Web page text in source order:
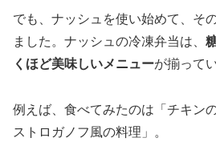
でも、ナッシュを使い始めて、そ
ました。ナッシュの冷凍弁当は、
くほど美味しいメニューが揃って
例えば、食べてみたのは「チキン
ストロガノフ風の料理」。